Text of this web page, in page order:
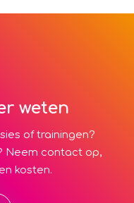
weten
of trainingen?
Neem contact op,
kosten.